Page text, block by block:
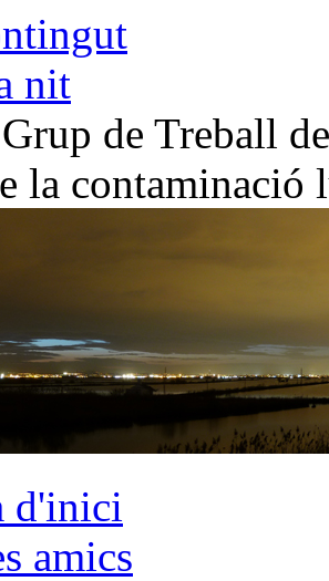
nit
de Treball
la contaminació
d'inici
amics